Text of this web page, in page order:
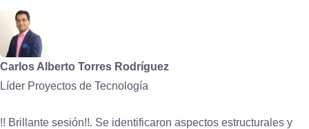
Carlos Alberto Torres Rodríguez
Líder Proyectos de Tecnología
!! Brillante sesión!!. Se identificaron aspectos estructurales y